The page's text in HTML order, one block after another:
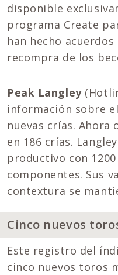
disponible
programa Create
han hecho acuerdos
recompra de los
Peak Langley
información sobre
nuevas crías. Ahora
en 186 crías.
productivo con
componentes. Sus
contextura se
Cinco nuevos
Este registro del
cinco nuevos toros